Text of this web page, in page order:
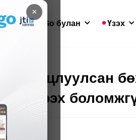
×
GoGo булан Үзэх
цуцлуулсан
сэргээх
08